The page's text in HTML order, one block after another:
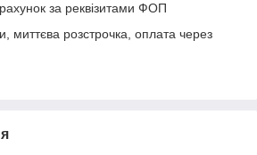
за реквізитами ФОП
миттєва розстрочка, оплата через